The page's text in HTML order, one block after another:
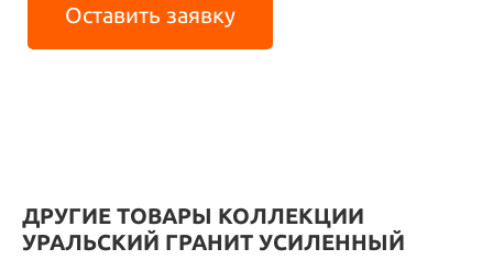
Оставить заявку
ДРУГИЕ ТОВАРЫ КОЛЛЕКЦИИ
УРАЛЬСКИЙ ГРАНИТ УСИЛЕННЫЙ